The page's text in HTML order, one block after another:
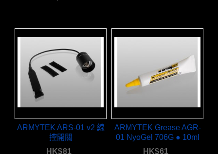
ARMYTEK ARS-01 v2 線
控開關
HK$81
ARMYTEK Grease AGR-
01 NyoGel 706G ● 10ml
HK$61